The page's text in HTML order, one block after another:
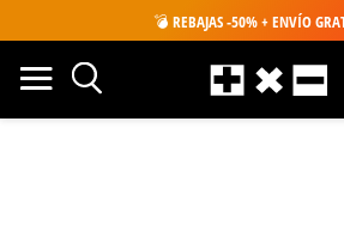
💣 REBAJAS -50% + ENVÍO